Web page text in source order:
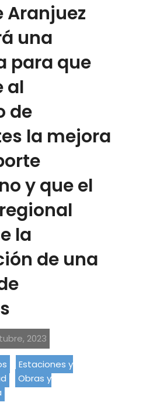
Aranjuez
una
para que
al
de
la mejora
y que el
la
de una
2023
Estaciones y
Obras y